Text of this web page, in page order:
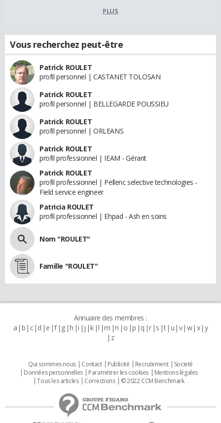
PLUS
Vous recherchez peut-être
Patrick ROULET
profil personnel | CASTANET TOLOSAN
Patrick ROULET
profil personnel | BELLEGARDE POUSSIEU
Patrick ROULET
profil personnel | ORLEANS
Patrick ROULET
profil professionnel | IEAM - Gérant
Patrick ROULET
profil professionnel | Pellenc selective technologies -
Field service engineer
Patricia ROULET
profil professionnel | Ehpad - Ash en soins
Nom "ROULET"
Famille "ROULET"
Annuaire des membres :
a b c d e f g h i j k l m n o p q r s t u v w x y
z
Qui sommes nous Contact Publicité Recrutement
Societé
Données personnelles
Paramétrer les cookies
Mentions légales
Tous les articles
Corrections © 2022 CCM Benchmark